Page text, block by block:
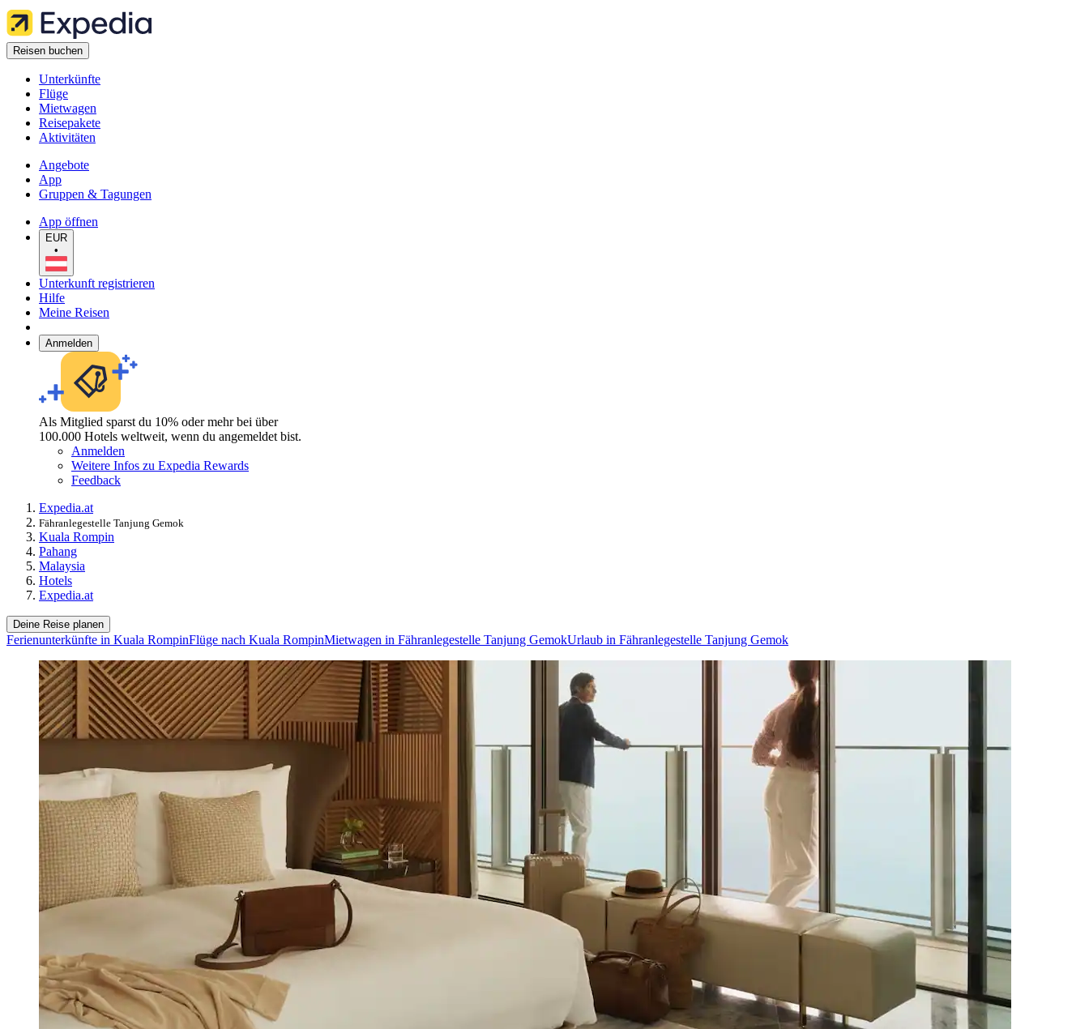
Reisen buchen
Unterkünfte
Flüge
Mietwagen
Reisepakete
Aktivitäten
Angebote
App
Gruppen & Tagungen
App öffnen
EUR
•
Unterkunft registrieren
Hilfe
Meine Reisen
Anmelden
Als Mitglied sparst du 10% oder mehr bei über
100.000 Hotels weltweit, wenn du angemeldet bist.
Anmelden
Weitere Infos zu Expedia Rewards
Feedback
Expedia.at
Fähranlegestelle Tanjung Gemok
Kuala Rompin
Pahang
Malaysia
Hotels
Expedia.at
Deine Reise planen
Ferienunterkünfte in Kuala RompinFlüge nach Kuala RompinMietwagen in Fähranlegestelle Tanjung GemokUrlaub in Fähranlegestelle Tanjung Gemok